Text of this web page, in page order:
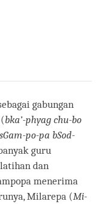
gabungan
bka’-phyag chu-bo
sGam-po-pa bSod-
guru
dan
menerima
Milarepa (Mi-